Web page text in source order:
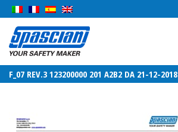
F_07 REV.3 123200000 201 A2B2 DA 21-12-2018